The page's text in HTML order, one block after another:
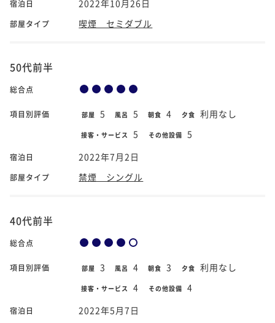
宿泊日 2022年10月26日
部屋タイプ 喫煙 セミダブル
50代前半
総合点
項目別評価 部屋 5 風呂 5 朝食 4 夕食 利用なし
接客・サービス 5 その他設備 5
宿泊日 2022年7月2日
部屋タイプ 禁煙 シングル
40代前半
総合点
項目別評価 部屋 3 風呂 4 朝食 3 夕食 利用なし
接客・サービス 4 その他設備 4
宿泊日 2022年5月7日